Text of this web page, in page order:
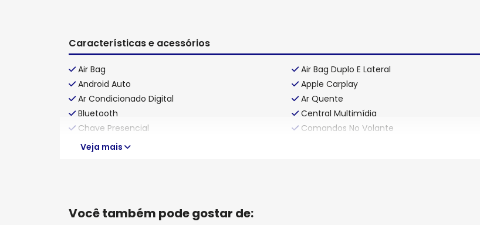
Características e acessórios
Air Bag Air Bag Duplo E Lateral
Android Auto
Apple Carplay
Ar Condicionado Digital
Ar Quente
Bluetooth
Central Multimídia
Chave Presencial
Comandos No Volante
Veja mais
Você também pode gostar de: